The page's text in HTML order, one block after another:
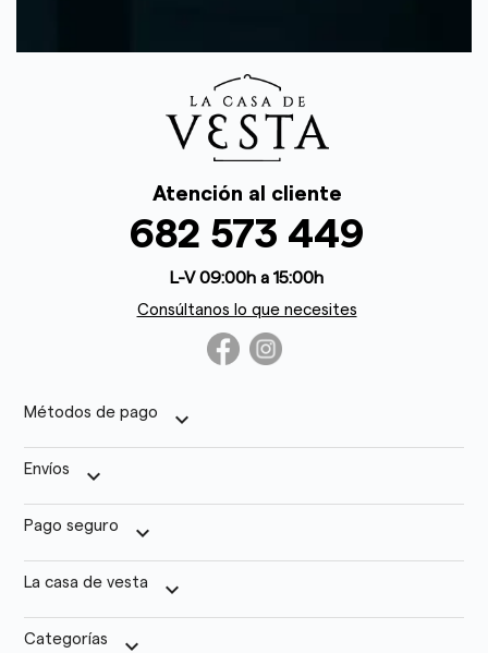
Atención al cliente
682 573 449
L-V 09:00h a 15:00h
Consúltanos lo que necesites
Métodos de pago keyboard_arrow_down
Envíos keyboard_arrow_down
Pago seguro keyboard_arrow_down
La casa de vesta keyboard_arrow_down
Categorías keyboard_arrow_down